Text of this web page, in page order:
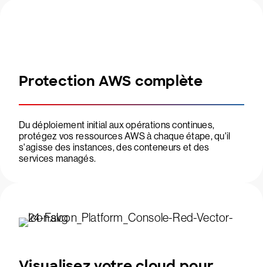
Protection AWS complète
Du déploiement initial aux opérations continues,
protégez vos ressources AWS à chaque étape, qu'il
s'agisse des instances, des conteneurs et des
services managés.